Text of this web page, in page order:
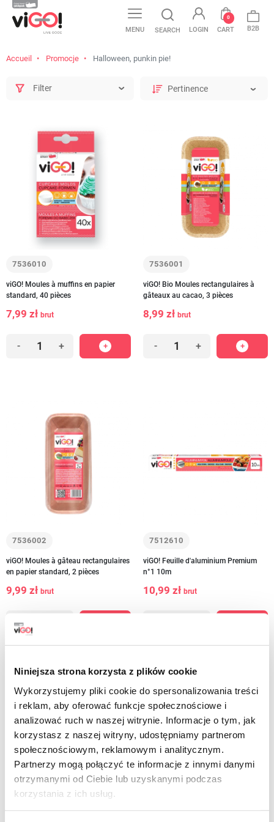
Niniejsza strona korzysta z plików cookie
Wykorzystujemy pliki cookie do spersonalizowania treści
i reklam, aby oferować funkcje społecznościowe i
analizować ruch w naszej witrynie. Informacje o tym, jak
korzystasz z naszej witryny, udostępniamy partnerom
społecznościowym, reklamowym i analitycznym.
Partnerzy mogą połączyć te informacje z innymi danymi
otrzymanymi od Ciebie lub uzyskanymi podczas
korzystania z ich usług.
MENU SEARCH LOGIN CART
0
B2B
Accueil Promocje Halloween, punkin pie!
Filter
7536010
viGO! Moules à muffins en papier
standard, 40 pièces
7,99 zł brut
- +
7536001
viGO! Bio Moules rectangulaires à
gâteaux au cacao, 3 pièces
8,99 zł brut
- +
7536002
viGO! Moules à gâteau rectangulaires
en papier standard, 2 pièces
9,99 zł brut
-
7512610
viGO! Feuille d'aluminium Premium
n°1 10m
10,99 zł brut